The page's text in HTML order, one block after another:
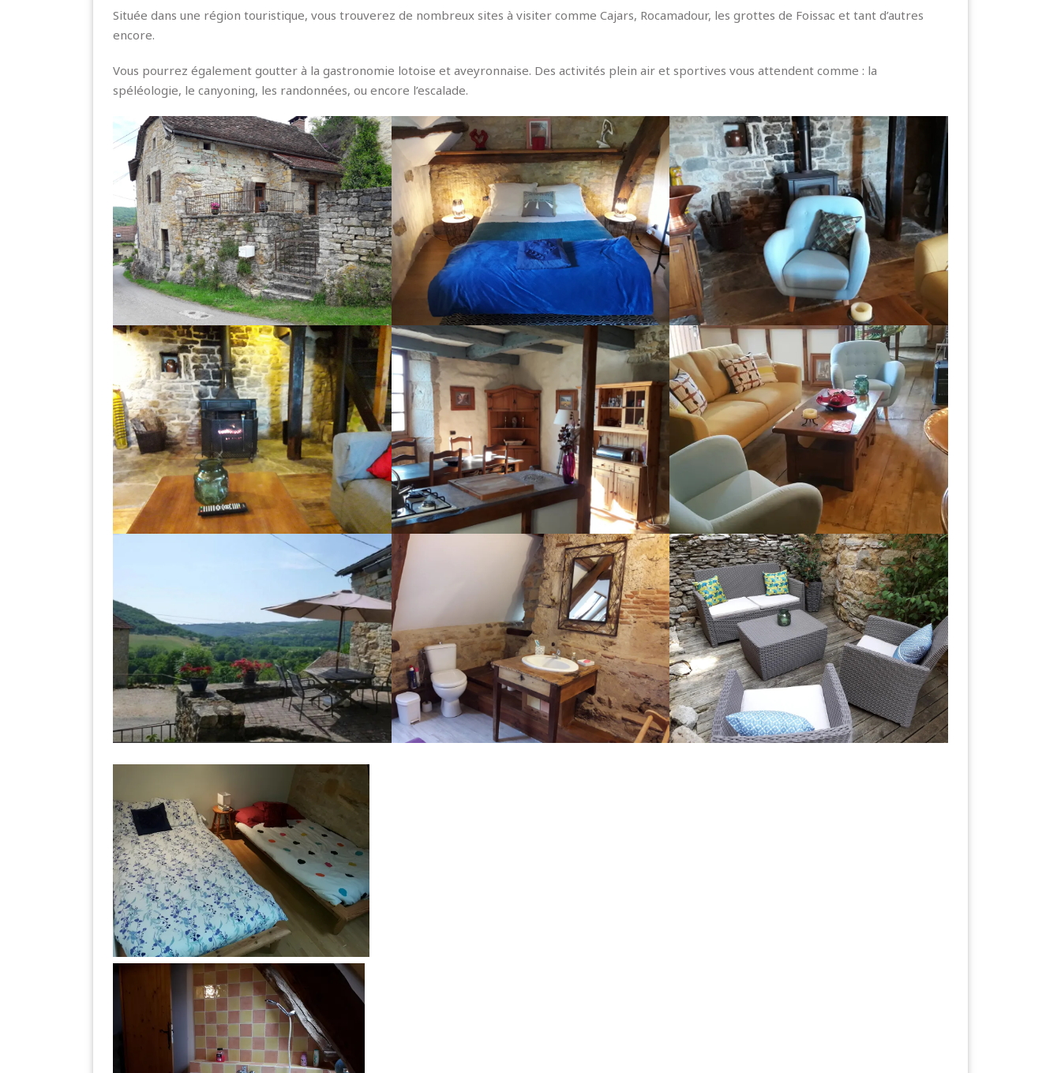
Située dans une région touristique, vous trouverez de nombreux sites à visiter comme Cajars, Rocamadour, les grottes de Foissac et tant d’autres
encore.
Vous pourrez également goutter à la gastronomie lotoise et aveyronnaise. Des activités plein air et sportives vous attendent comme : la
spéléologie, le canyoning, les randonnées, ou encore l’escalade.